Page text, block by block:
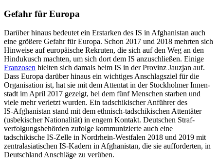
Gefahr für Europa
Darüber hinaus bedeutet ein Erstarken des IS in Afghanistan auch
eine größere Gefahr für Europa. Schon 2017 und 2018 mehrten sich
Hinweise auf europäische Rekruten, die sich auf den Weg an den
Hindukusch machten, um sich dort dem IS anzuschließen. Einige
Franzosen hielten sich damals beim IS in der Provinz Jauzjan auf.
Dass Europa darüber hinaus ein wichtiges An­schlagsziel für die
Organisation ist, hat sie mit dem Attentat in der Stockholmer Innen­
stadt im April 2017 gezeigt, bei dem fünf Menschen starben und
viele mehr verletzt wurden. Ein tadschikischer Anführer des
IS‑Afghanistan stand mit dem ethnisch-tadschi­kischen Attentäter
(usbekischer Nationalität) in engem Kontakt. Deutschen Straf­
verfolgungsbehörden zufolge kommunizierte auch eine
tadschikische IS-Zelle in Nord­rhein-Westfalen 2018 und 2019 mit
zentralasiatischen IS-Kadern in Afghanistan, die sie aufforderten, in
Deutschland Anschläge zu verüben.